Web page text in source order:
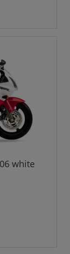
white